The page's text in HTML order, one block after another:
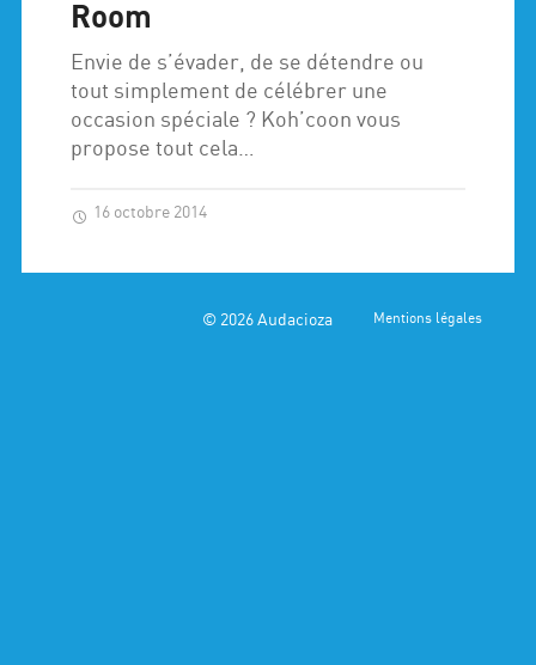
Room
Envie de s’évader, de se détendre ou
tout simplement de célébrer une
occasion spéciale ? Koh’coon vous
propose tout cela…
16 octobre 2014
© 2026Audacioza Mentions légales